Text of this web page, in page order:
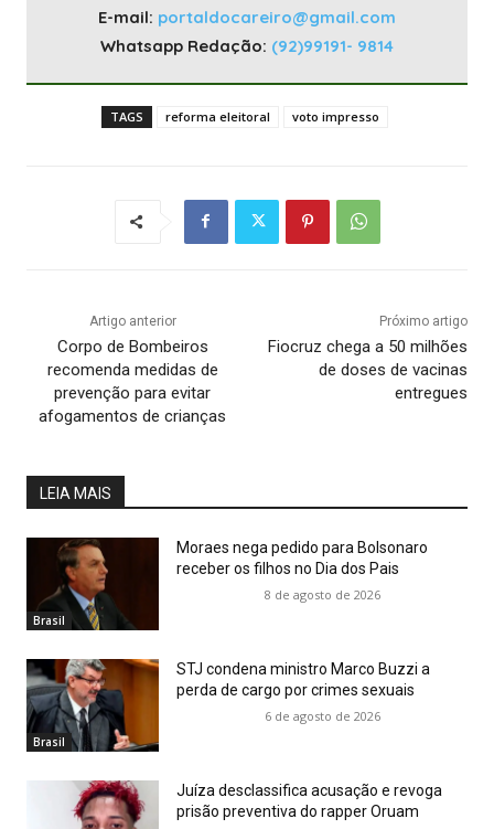
E-mail: portaldocareiro@gmail.com
Whatsapp Redação: (92)99191- 9814
TAGS reforma eleitoral voto impresso
Artigo anterior
Corpo de Bombeiros
recomenda medidas de
prevenção para evitar
afogamentos de crianças
Próximo artigo
Fiocruz chega a 50 milhões
de doses de vacinas
entregues
LEIA MAIS
Brasil
Moraes nega pedido para Bolsonaro
receber os filhos no Dia dos Pais
8 de agosto de 2026
Brasil
STJ condena ministro Marco Buzzi a
perda de cargo por crimes sexuais
6 de agosto de 2026
Juíza desclassifica acusação e revoga
prisão preventiva do rapper Oruam